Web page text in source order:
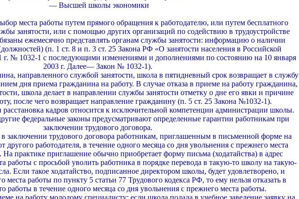
— Высшей школы экономики
места работы путем прямого обращения к работодателю, или путем бес­платного
занятос­ти, или с помощью других организаций по содействию в трудоустройстве
ежемесячно представлять органам службы заня­тости: информацию о наличии
(п. 1 ст. 8 и п. 3 ст. 25 Закона РФ «О за­нятости населения в Российской
г. № 1032-1 с последующими изменени­ями и дополнениями по состоянию на 10 января
2003 г. Далее— Закон № 1032-1).
направленного службой занятости, школа в пятидневный срок воз­вращает в службу
дня приема гражданина на работу. В случае отказа в приеме на работу гражданина,
школа делает в направле­нии службы занятости отметку о дне его явки и при­чине
после чего возвра­щает направление гражданину (п. 5 ст. 25 Закона №1032-1).
кадров от­носится к исключительной компетенции администра­ции школы.
феде­ральные законы предусматривают определенные га­рантии работникам при
заключении трудового дого­вора.
в заключении трудово­го договора работникам, приглашенным в письмен­ной форме на
другого работодателя, в течение одного месяца со дня уволь­нения с прежнего места
практике приглашение обычно приобретает фор­му письма (ходатайства) в адрес
работы с просьбой уволить работ­ника в порядке перевода в такую-то школу на та­кую-
Если такое ходатайство, подписанное директором школы, будет удов­летворено, и
места ра­боты по пункту 5 статьи 77 Трудового кодекса РФ, то ему нельзя отказать в
рабо­ты в течение одного месяца со дня увольнения с пре­жнего места работы.
на работу моло­дому специалисту: если школа подала в учебное заведение заявку на